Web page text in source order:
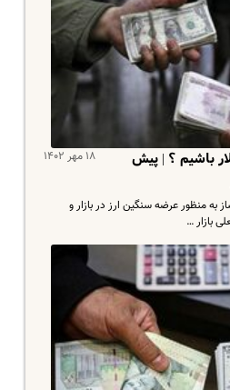
۱۸ مهر ۱۴۰۲
باشیم ؟ | پیش
به منظور عرضه سنگین ارز در بازار و
بازار …